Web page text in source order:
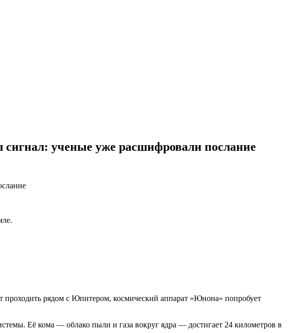
ученые уже расшифровали послание
проходить рядом с Юпитером, космический аппарат «Юнона» попробует
Её кома — облако пыли и газа вокруг ядра — достигает 24 километров в